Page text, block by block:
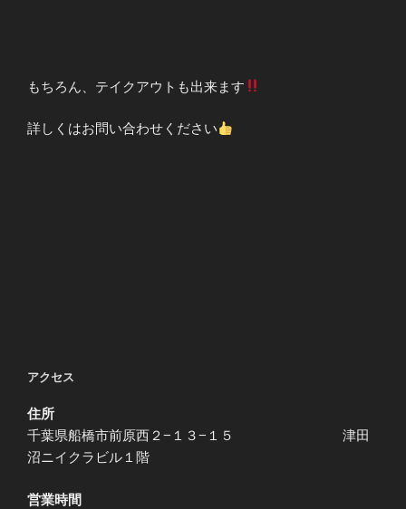
もちろん、テイクアウトも出来ます
詳しくはお問い合わせください
アクセス
住所
千葉県船橋市前原西２−１３−１５ 津田
沼ニイクラビル１階
営業時間